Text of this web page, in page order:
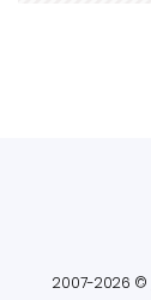
2007-2026 ©